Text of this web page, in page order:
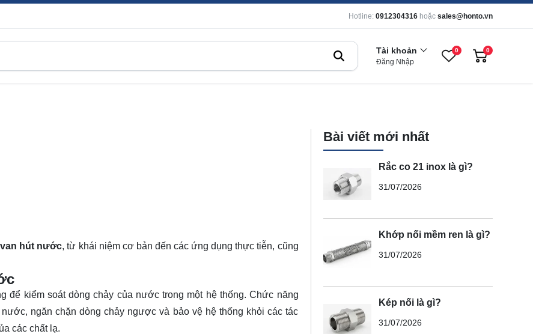
Hotline: 0912304316 hoặc sales@honto.vn
Tài khoản
Đăng Nhập
0 0
van hút nước, từ khái niệm cơ bản đến các ứng dụngthực tiễn, cũng
kiểm soát dòng chảy của nước trong một hệ thống. Chức năng
ngăn chặn dòng chảy ngược và bảo vệ hệ thống khỏi các tác
các chất lạ.
Bài viết mới nhất
Rắc co 21 inox là gì?
31/07/2026
Khớp nối mềm ren là gì?
31/07/2026
Kép nối là gì?
31/07/2026